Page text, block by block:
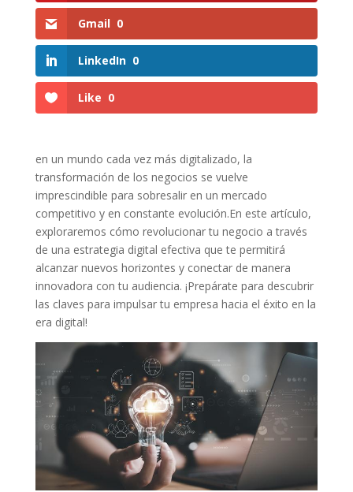
Gmail 0
LinkedIn 0
Like 0
en ⁢un mundo​ cada vez más digitalizado, la
transformación de los negocios se ‌vuelve
imprescindible para sobresalir en un mercado
competitivo y en constante‌ evolución.En este artículo,
exploraremos cómo revolucionar tu negocio ‍a través
de una estrategia‍ digital efectiva ‌que te permitirá
⁣alcanzar nuevos horizontes ⁤y conectar de manera
innovadora con tu audiencia. ¡Prepárate ⁣para descubrir
las claves para impulsar tu empresa hacia‌ el éxito en la
​era digital!